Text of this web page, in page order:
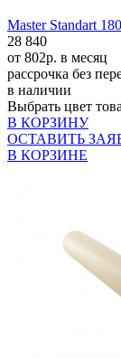
Master Standart
28 840
от 802р. в месяц
рассрочка без
в наличии
Выбрать цвет
В КОРЗИНУ
ОСТАВИТЬ
В КОРЗИНЕ